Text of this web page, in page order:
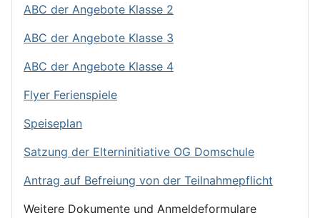
ABC der Angebote Klasse 2
ABC der Angebote Klasse 3
ABC der Angebote Klasse 4
Flyer Ferienspiele
Speiseplan
Satzung der Elterninitiative OG Domschule
Antrag auf Befreiung von der Teilnahmepflicht
Weitere Dokumente und Anmeldeformulare